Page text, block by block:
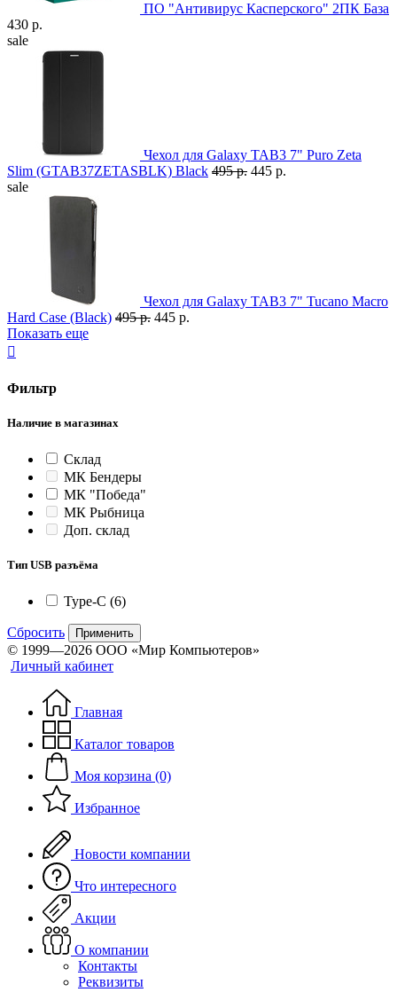
ПО "Антивирус Касперского" 2ПК База
430 р.
sale
Чехол для Galaxy TAB3 7" Puro Zeta
Slim (GTAB37ZETASBLK) Black 495 р. 445 р.
sale
Чехол для Galaxy TAB3 7" Tucano Macro
Hard Case (Black) 495 р. 445 р.
Показать еще

Фильтр
Наличие в магазинах
Склад
МК Бендеры
МК "Победа"
МК Рыбница
Доп. склад
Тип USB разъёма
Type-C (6)
Сбросить Применить
© 1999—2026 ООО «Мир Компьютеров»
Личный кабинет
Главная
Каталог товаров
Моя корзина (0)
Избранное
Новости компании
Что интересного
Акции
О компании
Контакты
Реквизиты